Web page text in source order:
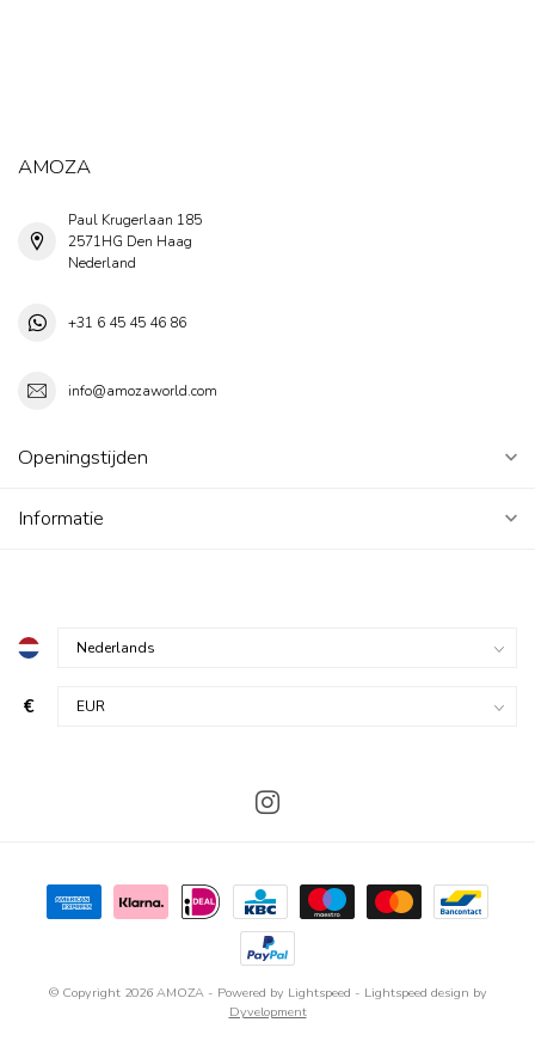
AMOZA
Paul Krugerlaan 185
2571HG Den Haag
Nederland
+31 6 45 45 46 86
info@amozaworld.com
Openingstijden
Informatie
€
© Copyright 2026 AMOZA- Powered by Lightspeed - Lightspeed design by
Dyvelopment